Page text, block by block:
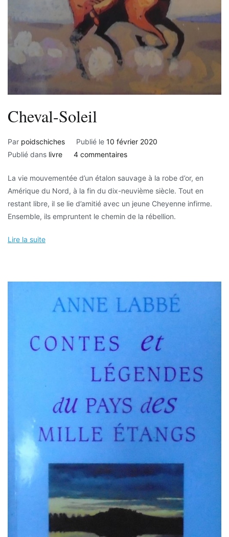
Cheval-Soleil
Par poidschiches Publié le 10 février 2020
Publié dans livre 4 commentairessur
Soleil
La vie mouvementée d’un étalon sauvage à la robe d’or, en
Amérique du Nord, à la fin du dix-neuvième siècle. Tout en
restant libre, il se lie d’amitié avec un jeune Cheyenne infirme.
Ensemble, ils empruntent le chemin de la rébellion.
Lire la suite